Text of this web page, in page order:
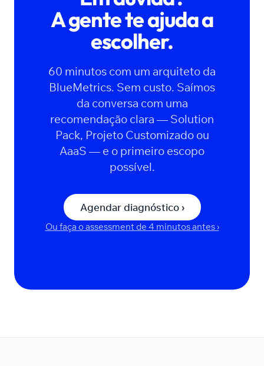
A gente te ajuda a
escolher.
60 minutos com um arquiteto da
BlueMetrics. Sem custo. Saímos
da conversa com uma
recomendação clara — Solution
Pack, Projeto Customizado ou
AaaS — e o primeiro escopo
possível.
Agendar diagnóstico ›
Ou faça o assessment de 4 minutos antes ›